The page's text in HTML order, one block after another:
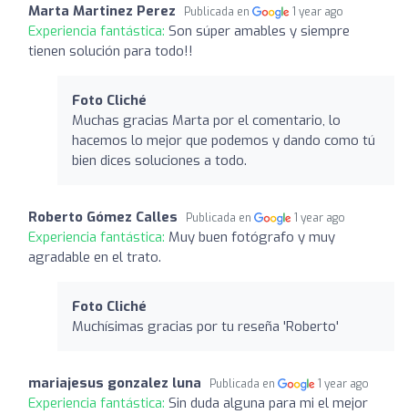
Marta Martinez Perez Publicada en 1 year ago
Experiencia fantástica: Son súper amables y siempre
tienen solución para todo!!
Foto Cliché
Muchas gracias Marta por el comentario, lo
hacemos lo mejor que podemos y dando como tú
bien dices soluciones a todo.
Roberto Gómez Calles Publicada en 1 year ago
Experiencia fantástica: Muy buen fotógrafo y muy
agradable en el trato.
Foto Cliché
Muchísimas gracias por tu reseña 'Roberto'
mariajesus gonzalez luna Publicada en 1 year ago
Experiencia fantástica: Sin duda alguna para mi el mejor